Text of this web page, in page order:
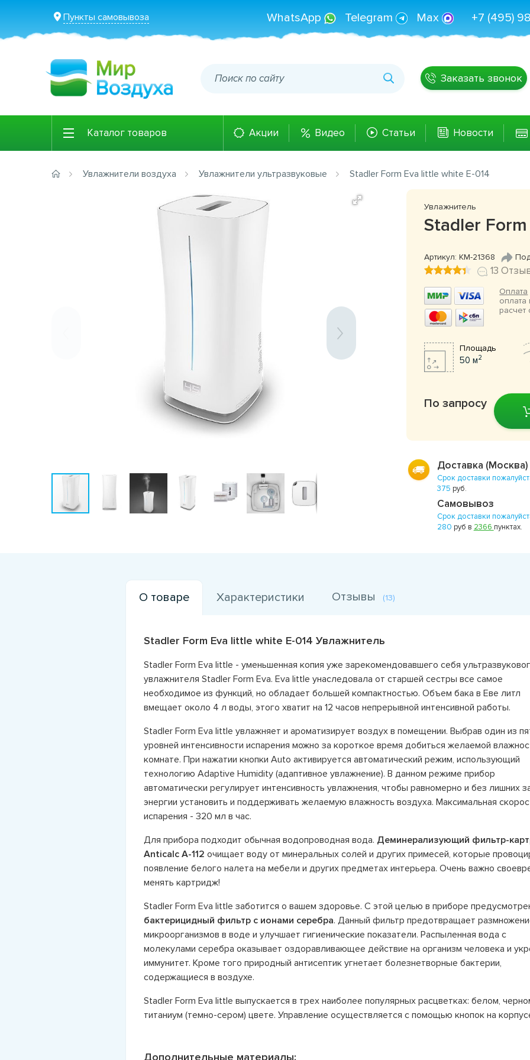
Пункты самовывоза +7 (495)
WhatsApp Telegram Max
Заказать звонок
Каталог товаров Акции Видео Статьи Новости
Увлажнители воздуха Увлажнители ультразвуковые Stadler Form Eva little white E-014
Увлажнитель
Stadler
Артикул: КМ-21368
13
Оплата
оплата
расчет
Площадь
50 м2
По запросу
Доставка (Москва)
Срок доставки
375 руб.
Самовывоз
Срок доставки
280 руб в 2366 пунктах.
О товаре Характеристики Отзывы (13)
Stadler Form Eva little white E-014 Увлажнитель
Stadler Form Eva little - уменьшенная копия уже зарекомендовавшего себя
увлажнителя Stadler Form Eva. Eva little унаследовала от старшей сестры все самое
необходимое из функций, но обладает большей компактностью. Объем бака в Еве литл
вмещает около 4 л воды, этого хватит на 12 часов непрерывной интенсивной работы.
Stadler Form Eva little увлажняет и ароматизирует воздух в помещении. Выбрав один из
уровней интенсивности испарения можно за короткое время добиться желаемой
комнате. При нажатии кнопки Auto активируется автоматический режим, использующий
технологию Adaptive Humidity (адаптивное увлажнение). В данном режиме прибор
автоматически регулирует интенсивность увлажнения, чтобы равномерно и без лишних
энергии установить и поддерживать желаемую влажность воздуха. Максимальная
испарения - 320 мл в час.
Для прибора подходит обычная водопроводная вода. Деминерализующий фильтр-
Anticalc A-112 очищает воду от минеральных солей и других примесей, которые
появление белого налета на мебели и других предметах интерьера. Очень важно
менять картридж!
Stadler Form Eva little заботится о вашем здоровье. С этой целью в приборе
бактерицидный фильтр с ионами серебра. Данный фильтр предотвращает
микроорганизмов в воде и улучшает гигиенические показатели. Распыленная вода с
молекулами серебра оказывает оздоравливающее действие на организм человека и
иммунитет. Кроме того природный антисептик угнетает болезнетворные бактерии,
содержащиеся в воздухе.
Stadler Form Eva little выпускается в трех наиболее популярных расцветках: белом,
титаниум (темно-сером) цвете. Управление осуществляется с помощью кнопок на
Дополнительные материалы: